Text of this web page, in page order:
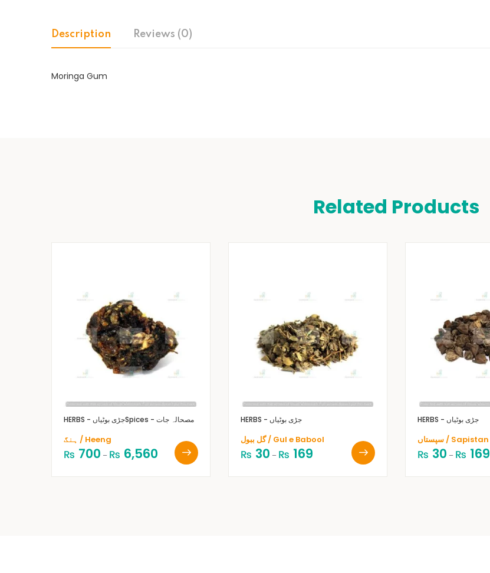
Description Reviews (0)
Moringa Gum
Related Products
HERBS - جڑی بوٹیاں Spices - مصحالہ جات
ہنگ / Heeng
₨ 700 – ₨ 6,560
HERBS - جڑی بوٹیاں
گل ببول / Gul e Babool
₨ 30 – ₨ 169
HERBS - جڑی بوٹیاں
سپستاں / Sapistan
₨ 30 – ₨ 169